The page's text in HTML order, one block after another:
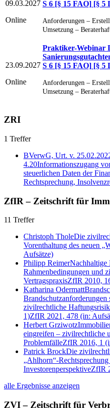
09.03.2027
Online
S 6 [§ 15 FAO] [§ 5
Anforderungen –
Umsetzung –
23.09.2027
Online
Praktiker-Webinar
S 6 [§ 15 FAO] [§ 5
Anforderungen –
Umsetzung –
ZRI
1 Treffer
BVerwG, Urt. v.
4.20Informationszugang
steuerlichen Daten der
Rechtsprechung,
ZfIR – Zeitschrift für
11 Treffer
Christoph TholeDie
Vorenthaltung des neuen
Aufsätze)
Philipp ReimerNachhaltige
Rahmenbedingungen und
VertragspraxisZfIR 2010,
Katharina Odermatt
zivilrechtliche
1)ZfIR 2021, 478 (in:
Herbert Grziwotz
eingreifen – zivilrechtliche
ProblemfälleZfIR 2016, 1
Patrick BrockDie
„Ahlhorn“-
InvestorenperspektiveZfIR
alle Ergebnisse anzeigen
ZVI – Zeitschrift für